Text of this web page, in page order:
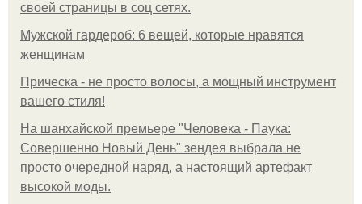
своей страницы в соц сетях.
Мужской гардероб: 6 вещей, которые нравятся
женщинам
Прическа - не просто волосы, а мощный инструмент
вашего стиля!
На шанхайской премьере "Человека - Паука:
Совершенно Новый День" зендея выбрала не
просто очередной наряд, а настоящий артефакт
высокой моды.